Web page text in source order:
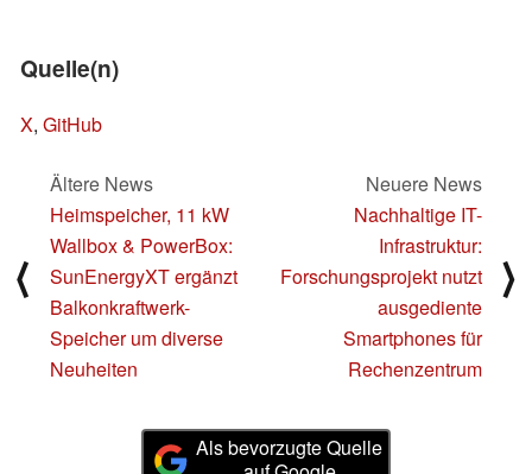
Quelle(n)
X, GitHub
⟨
Ältere News
Heimspeicher, 11 kW
Wallbox & PowerBox:
SunEnergyXT ergänzt
Balkonkraftwerk-
Speicher um diverse
Neuheiten
Neuere News
Nachhaltige IT-
Infrastruktur:
Forschungsprojekt nutzt
ausgediente
Smartphones für
Rechenzentrum
⟩
Als bevorzugte Quelle